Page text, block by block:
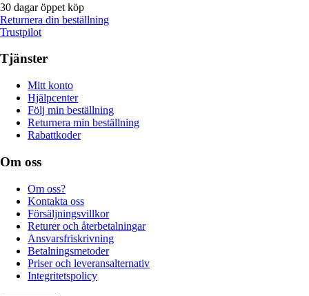
30 dagar öppet köp
Returnera din beställning
Trustpilot
Tjänster
Mitt konto
Hjälpcenter
Följ min beställning
Returnera min beställning
Rabattkoder
Om oss
Om oss?
Kontakta oss
Försäljningsvillkor
Returer och återbetalningar
Ansvarsfriskrivning
Betalningsmetoder
Priser och leveransalternativ
Integritetspolicy